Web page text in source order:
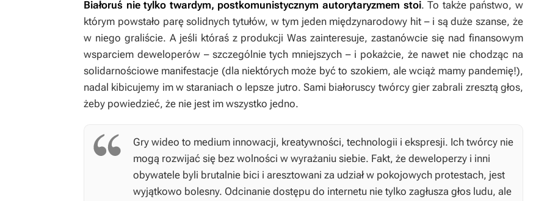
Białoruś nie tylko twardym, postkomunistycznym autorytaryzmem stoi. To także państwo, w
którym powstało parę solidnych tytułów, w tym jeden międzynarodowy hit – i są duże szanse, że
w niego graliście. A jeśli któraś z produkcji Was zainteresuje, zastanówcie się nad finansowym
wsparciem deweloperów – szczególnie tych mniejszych – i pokażcie, że nawet nie chodząc na
solidarnościowe manifestacje (dla niektórych może być to szokiem, ale wciąż mamy pandemię!),
nadal kibicujemy im w staraniach o lepsze jutro. Sami białoruscy twórcy gier zabrali zresztą głos,
żeby powiedzieć, że nie jest im wszystko jedno.
Gry wideo to medium innowacji, kreatywności, technologii i ekspresji. Ich twórcy nie
mogą rozwijać się bez wolności w wyrażaniu siebie. Fakt, że deweloperzy i inni
obywatele byli brutalnie bici i aresztowani za udział w pokojowych protestach, jest
wyjątkowo bolesny. Odcinanie dostępu do internetu nie tylko zagłusza głos ludu, ale